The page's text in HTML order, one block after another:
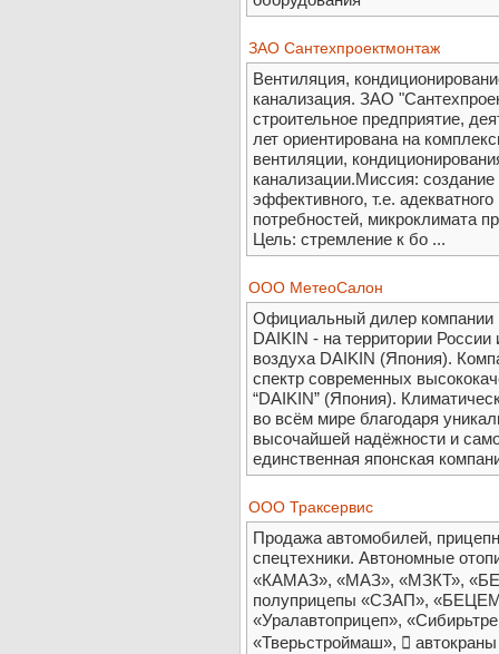
ЗАО Сантехпроектмонтаж
Вентиляция,
канализация. ЗАО
строительное предприятие,
лет ориентирована на
вентиляции,
канализации.Миссия:
эффективного, т.е.
потребностей, микроклимата
Цель: стремление к бо ...
ООО МетеоСалон
Официальный дилер компании
DAIKIN - на территории
воздуха DAIKIN (Япония).
спектр современных
“DAIKIN” (Япония).
во всём мире благодаря
высочайшей надёжности и
единственная японская
ООО Траксервис
Продажа автомобилей,
спецтехники. Автономные
«КАМАЗ», «МАЗ», «МЗКТ»,
полуприцепы «СЗАП»,
«Уралавтоприцеп»,
«Тверьстроймаш», 